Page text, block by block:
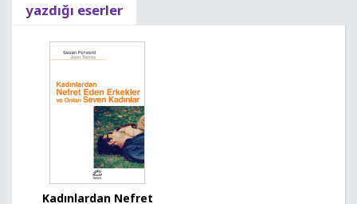
yazdığı eserler
Kadınlardan Nefret